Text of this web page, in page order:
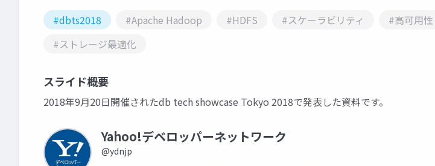
#dbts2018 #Apache Hadoop #HDFS #スケーラビリティ
#高可用性
#ストレージ最適化
スライド概要
2018年9月20日開催されたdb tech showcase Tokyo 2018で発表した資料です。
Yahoo!デベロッパーネットワーク
@ydnjp